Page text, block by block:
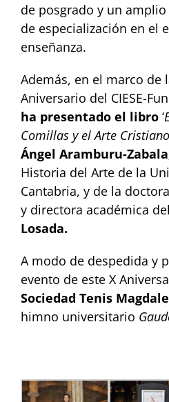
de posgrado y un
de especialización en el
enseñanza.
Además, en el marco de
Aniversario del CIESE-
ha presentado el libro ‘
Comillas y el Arte Cristiano
Ángel Aramburu-
Historia del Arte de la
Cantabria, y de la
y directora académica del
Losada.
A modo de despedida y
evento de este X
Sociedad Tenis
himno universitario